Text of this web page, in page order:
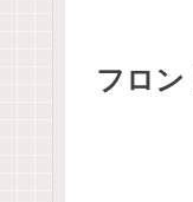
フロ